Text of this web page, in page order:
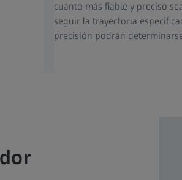
cuanto más fiable y preciso
seguir la trayectoria
precisión podrán